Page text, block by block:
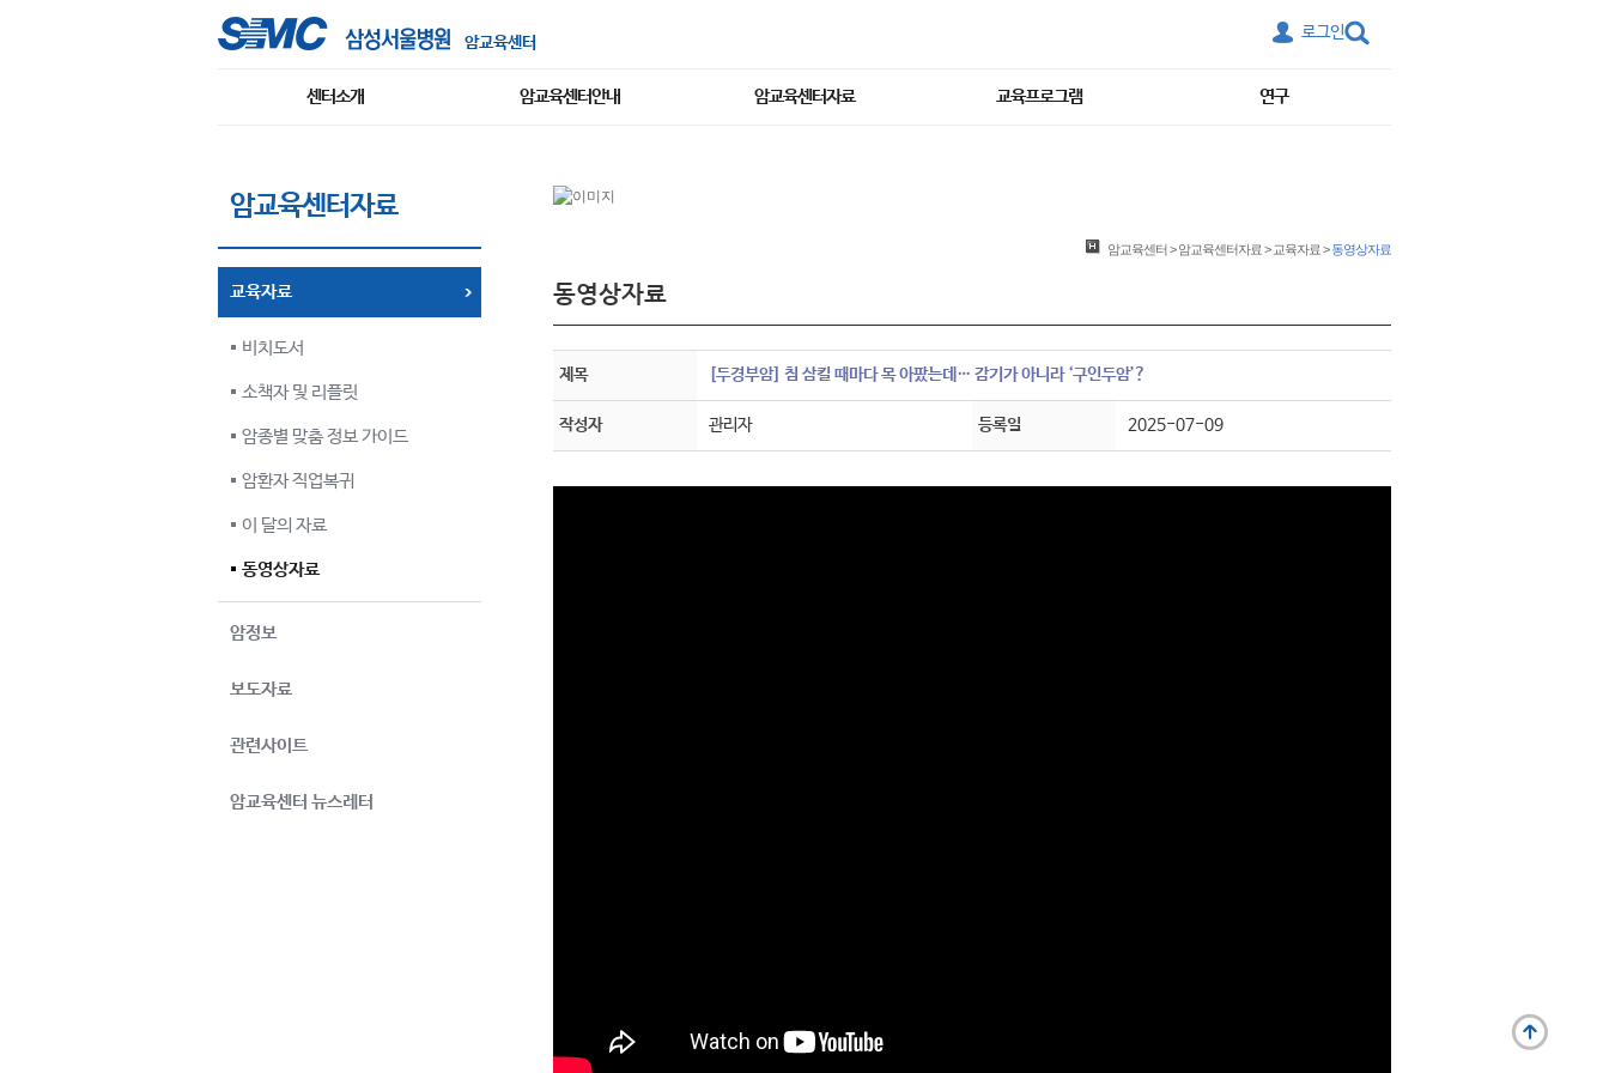
암교육센터
로그인
센터소개 암교육센터안내 암교육센터자료 교육프로그램 연구
암교육센터자료
교육자료
비치도서
소책자 및 리플릿
암종별 맞춤 정보 가이드
암환자 직업복귀
이 달의 자료
동영상자료
암정보
보도자료
관련사이트
암교육센터 뉴스레터
암교육센터>암교육센터자료 > 교육자료 >동영상자료
동영상자료
제목 [두경부암] 침 삼킬 때마다 목 아팠는데… 감기가 아니라 ‘구인두암’?
작성자 관리자 등록일 2025-07-09